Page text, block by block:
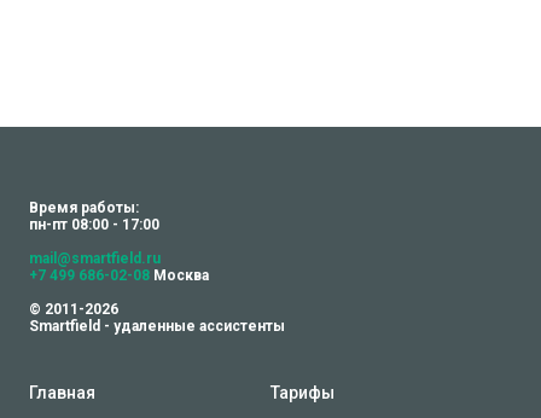
Время работы:
пн-пт 08:00 - 17:00
mail@smartfield.ru
+7 499 686-02-08 Москва
© 2011-2026
Smartfield - удаленные ассистенты
Главная
Тарифы